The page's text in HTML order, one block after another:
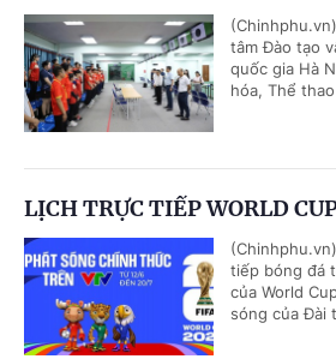
tâm Đào tạo
quốc gia Hà
hóa, Thể
LỊCH TRỰC TIẾP WORLD
tiếp bóng đá
của World
sóng của Đài